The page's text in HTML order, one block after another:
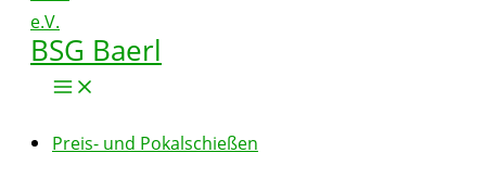
BSG Baerl
Preis- und Pokalschießen